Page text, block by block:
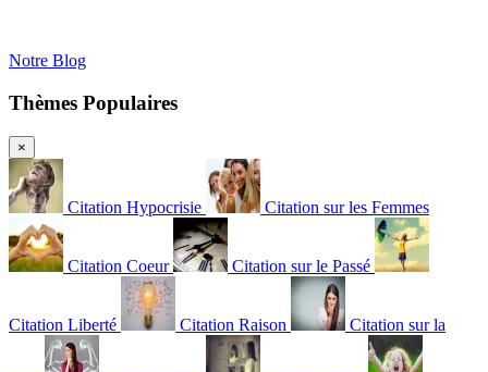
Notre Blog
Thèmes Populaires
×
Citation Hypocrisie Citation sur les Femmes
Citation Coeur Citation sur le Passé
Citation Liberté Citation Raison Citation sur la